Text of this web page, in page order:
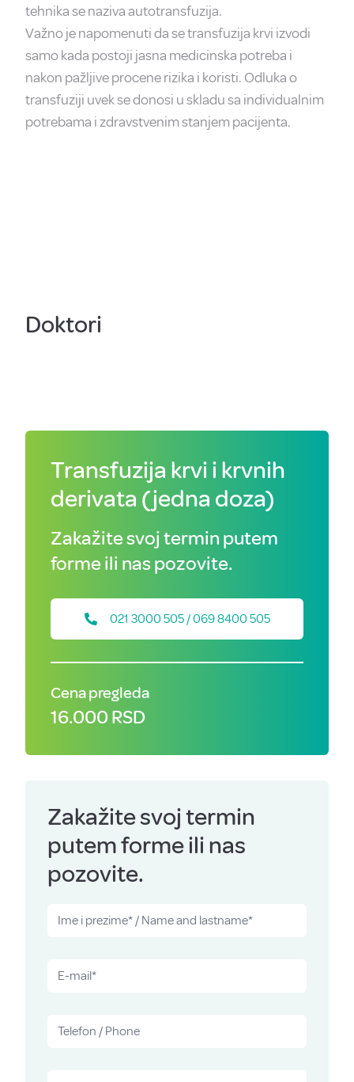
tehnika se naziva autotransfuzija.
Važno je napomenuti da se transfuzija krvi izvodi
samo kada postoji jasna medicinska potreba i
nakon pažljive procene rizika i koristi. Odluka o
transfuziji uvek se donosi u skladu sa individualnim
potrebama i zdravstvenim stanjem pacijenta.
Doktori
Transfuzija krvi i krvnih
derivata (jedna doza)
Zakažite svoj termin putem
forme ili nas pozovite.
021 3000 505 / 069 8400 505
Cena pregleda
16.000 RSD
Zakažite svoj termin
putem forme ili nas
pozovite.